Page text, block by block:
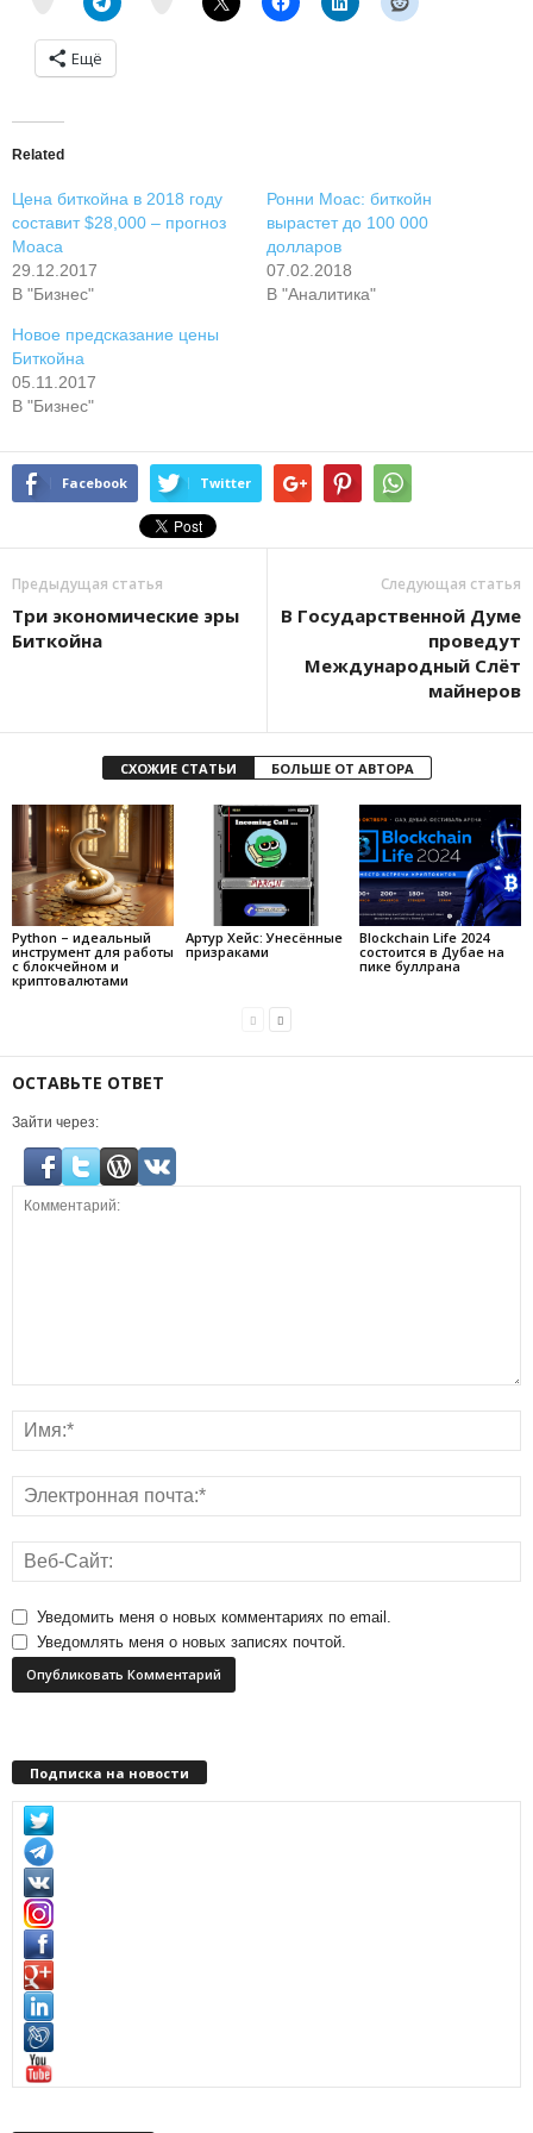
Ещё
Related
Цена биткойна в 2018 году
составит $28,000 – прогноз
Моаса
29.12.2017
В "Бизнес"
Ронни Моас: биткойн
вырастет до 100 000
долларов
07.02.2018
В "Аналитика"
Новое предсказание цены
Биткойна
05.11.2017
В "Бизнес"
Facebook Twitter
Предыдущая статья
Три экономические эры
Биткойна
Следующая статья
В Государственной Думе
проведут
Международный Слёт
майнеров
СХОЖИЕ СТАТЬИ БОЛЬШЕ ОТ АВТОРА
Python – идеальный
инструмент для работы
с блокчейном и
криптовалютами
Артур Хейс: Унесённые
призраками
Blockchain Life 2024
состоится в Дубае на
пике буллрана
ОСТАВЬТЕ ОТВЕТ
Зайти через:
Уведомить меня о новых комментариях по email.
Уведомлять меня о новых записях почтой.
Подписка на новости